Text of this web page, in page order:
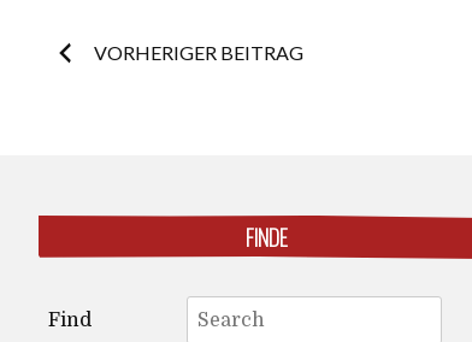
Post
VORHERIGER BEITRAG
FINDE
for:
Find